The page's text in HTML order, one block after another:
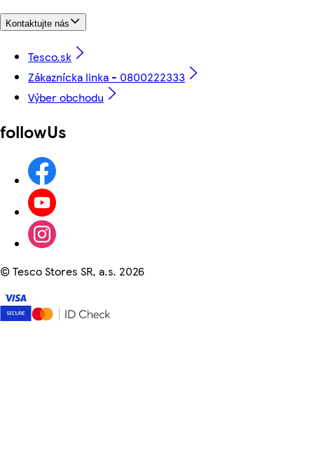
Kontaktujte nás
Tesco.sk
Zákaznícka linka - 0800222333
Výber obchodu
followUs
©Tesco Stores SR, a.s. 2026